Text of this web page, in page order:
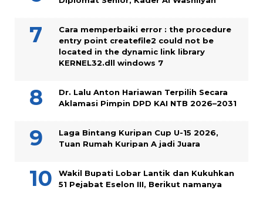
Cara memperbaiki error : the procedure
entry point createfile2 could not be
located in the dynamic link library
KERNEL32.dll windows 7
Dr. Lalu Anton Hariawan Terpilih Secara
Aklamasi Pimpin DPD KAI NTB 2026–2031
Laga Bintang Kuripan Cup U-15 2026,
Tuan Rumah Kuripan A jadi Juara
Wakil Bupati Lobar Lantik dan Kukuhkan
51 Pejabat Eselon III, Berikut namanya